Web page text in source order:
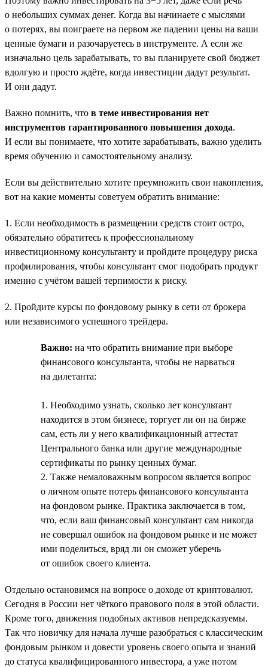
о небольших суммах денег. Когда вы начинаете с мыслями
о потерях, вы поиграете на первом же падении цены на ваши
ценные бумаги и разочаруетесь в инструменте. А если же
изначально цель зарабатывать, то вы планируете свой бюджет
вдолгую и просто ждёте, когда инвестиции дадут результат.
И они дадут.
Важно помнить, что в теме инвестирования нет
инструментов гарантированного повышения дохода.
И если вы понимаете, что хотите зарабатывать, важно уделить
время обучению и самостоятельному анализу.
Если вы действительно хотите преумножить свои накопления,
вот на какие моменты советуем обратить внимание:
1. Если необходимость в размещении средств стоит остро,
обязательно обратитесь к профессиональному
инвестиционному консультанту и пройдите процедуру риска
профилирования, чтобы консультант смог подобрать продукт
именно с учётом вашей терпимости к риску.
2. Пройдите курсы по фондовому рынку в сети от брокера
или независимого успешного трейдера.
Важно: на что обратить внимание при выборе
финансового консультанта, чтобы не нарваться
на дилетанта:
1. Необходимо узнать, сколько лет консультант
находится в этом бизнесе, торгует ли он на бирже
сам, есть ли у него квалификационный аттестат
Центрального банка или другие международные
сертификаты по рынку ценных бумаг.
2. Также немаловажным вопросом является вопрос
о личном опыте потерь финансового консультанта
на фондовом рынке. Практика заключается в том,
что, если ваш финансовый консультант сам никогда
не совершал ошибок на фондовом рынке и не может
ими поделиться, вряд ли он сможет уберечь
от ошибок своего клиента.
Отдельно остановимся на вопросе о доходе от криптовалют.
Сегодня в России нет чёткого правового поля в этой области.
Кроме того, движения подобных активов непредсказуемы.
Так что новичку для начала лучше разобраться с классическим
фондовым рынком и довести уровень своего опыта и знаний
до статуса квалифицированного инвестора, а уже потом